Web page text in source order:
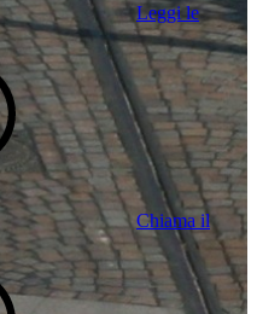
Leggi le
Chiama il